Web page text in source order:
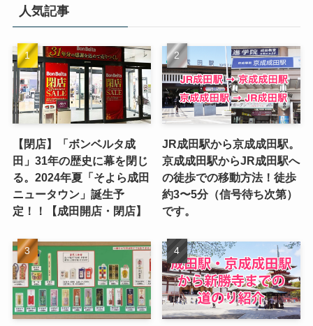
人気記事
【閉店】「ボンベルタ成
田」31年の歴史に幕を閉じ
る。2024年夏「そよら成田
ニュータウン」誕生予
定！！【成田開店・閉店】
JR成田駅から京成成田駅。
京成成田駅からJR成田駅へ
の徒歩での移動方法！徒歩
約3〜5分（信号待ち次第）
です。